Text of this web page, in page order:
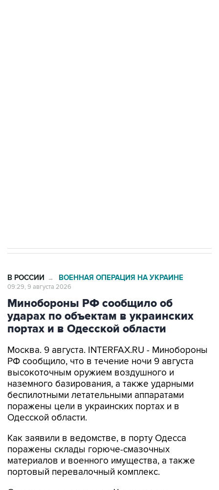
В РОССИИ → ВОЕННАЯ ОПЕРАЦИЯ НА УКРАИНЕ
09:29, 9 августа 2026
Минобороны РФ сообщило об
ударах по объектам в украинских
портах и в Одесской области
Москва. 9 августа. INTERFAX.RU - Минобороны
РФ сообщило, что в течение ночи 9 августа
высокоточным оружием воздушного и
наземного базирования, а также ударными
беспилотными летательными аппаратами
поражены цели в украинских портах и в
Одесской области.
Как заявили в ведомстве, в порту Одесса
поражены склады горюче-смазочных
материалов и военного имущества, а также
портовый перевалочный комплекс.